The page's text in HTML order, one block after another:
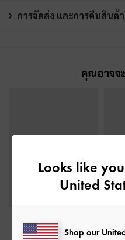
การจัดส่ง และการคืนสินค้า
คุณอาจจ
รองเท้าส้นสูงดีเทลสาย
คาดไขว้แบบคล้องนิ้ว-
รัด
Looks like
United
Shop our